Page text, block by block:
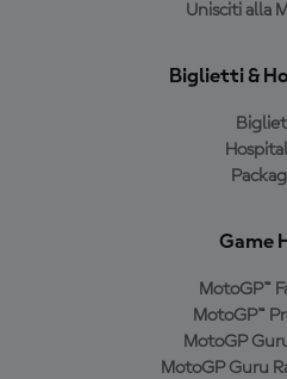
Unisciti alla
Biglietti &
Game
MotoGP™
MotoGP™
MotoGP
MotoGP Guru